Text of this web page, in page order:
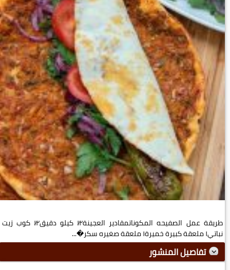
طريقة عمل الصفيحه المكوناتمقادير العجينة١⁄٢ كيلو دقيق١⁄٢ كوب زيت
نباتي١ ملعقة كبيرة خميرة١ ملعقة صغيره سكر�...
تفاصيل المنشور